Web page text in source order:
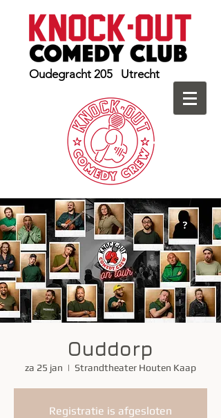
Oudegracht 205 Utrecht
Ouddorp
za 25 jan
  |
Strandtheater Houten Kaap
Registratie is afgesloten